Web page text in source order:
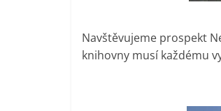
Navštěvujeme prospekt
knihovny musí každému